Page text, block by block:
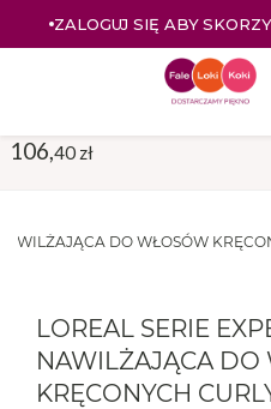
ZALOGUJ SIĘ ABY
DO WŁOSÓW
LOREAL SERIE
NAWILŻAJĄCA DO
KRĘCONYCH
106, 40 zł